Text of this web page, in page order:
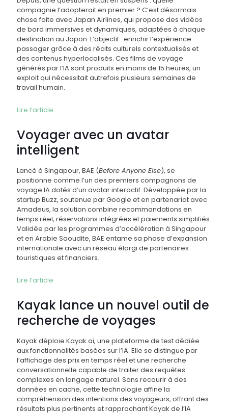
compagnie l’adopterait en premier ? C’est désormais
chose faite avec Japan Airlines, qui propose des vidéos
de bord immersives et dynamiques, adaptées à chaque
destination au Japon. L’objectif : enrichir l’expérience
passager grâce à des récits culturels contextualisés et
des contenus hyperlocalisés. Ces films de voyage
générés par l’IA sont produits en moins de 15 heures, un
exploit qui nécessitait autrefois plusieurs semaines de
travail humain.
Lire l’article
Voyager avec un avatar
intelligent
Lancé à Singapour, BAE (Before Anyone Else), se
positionne comme l’un des premiers compagnons de
voyage IA dotés d’un avatar interactif. Développée par la
startup Buzz, soutenue par Google et en partenariat avec
Amadeus, la solution combine recommandations en
temps réel, réservations intégrées et paiements simplifiés.
Validée par les programmes d’accélération à Singapour
et en Arabie Saoudite, BAE entame sa phase d’expansion
internationale avec un réseau élargi de partenaires
touristiques et financiers.
Lire l’article
Kayak lance un nouvel outil de
recherche de voyages
Kayak déploie Kayak.ai, une plateforme de test dédiée
aux fonctionnalités basées sur l’IA. Elle se distingue par
l’affichage des prix en temps réel et une recherche
conversationnelle capable de traiter des requêtes
complexes en langage naturel. Sans recourir à des
données en cache, cette technologie affine la
compréhension des intentions des voyageurs, offrant des
résultats plus pertinents et rapprochant Kayak de l’IA